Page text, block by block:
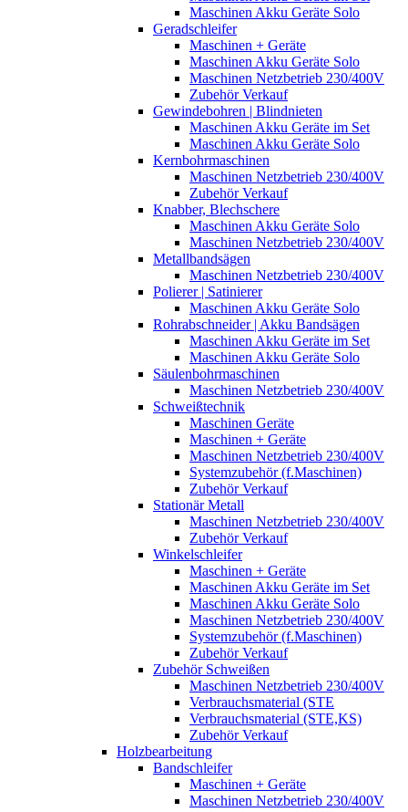
Maschinen Akku Geräte Solo
Geradschleifer
Maschinen + Geräte
Maschinen Akku Geräte Solo
Maschinen Netzbetrieb 230/400V
Zubehör Verkauf
Gewindebohren | Blindnieten
Maschinen Akku Geräte im Set
Maschinen Akku Geräte Solo
Kernbohrmaschinen
Maschinen Netzbetrieb 230/400V
Zubehör Verkauf
Knabber, Blechschere
Maschinen Akku Geräte Solo
Maschinen Netzbetrieb 230/400V
Metallbandsägen
Maschinen Netzbetrieb 230/400V
Polierer | Satinierer
Maschinen Akku Geräte Solo
Rohrabschneider | Akku Bandsägen
Maschinen Akku Geräte im Set
Maschinen Akku Geräte Solo
Säulenbohrmaschinen
Maschinen Netzbetrieb 230/400V
Schweißtechnik
Maschinen Geräte
Maschinen + Geräte
Maschinen Netzbetrieb 230/400V
Systemzubehör (f.Maschinen)
Zubehör Verkauf
Stationär Metall
Maschinen Netzbetrieb 230/400V
Zubehör Verkauf
Winkelschleifer
Maschinen + Geräte
Maschinen Akku Geräte im Set
Maschinen Akku Geräte Solo
Maschinen Netzbetrieb 230/400V
Systemzubehör (f.Maschinen)
Zubehör Verkauf
Zubehör Schweißen
Maschinen Netzbetrieb 230/400V
Verbrauchsmaterial (STE
Verbrauchsmaterial (STE,KS)
Zubehör Verkauf
Holzbearbeitung
Bandschleifer
Maschinen + Geräte
Maschinen Netzbetrieb 230/400V